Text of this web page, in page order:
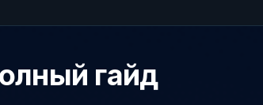
гайд